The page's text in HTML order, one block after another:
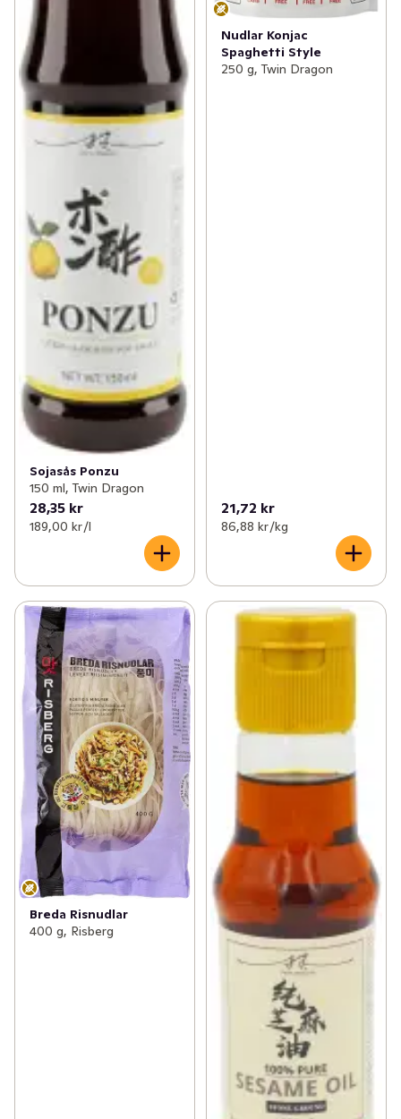
Sojasås Ponzu
150 ml, Twin Dragon
28,35 kr
189,00 kr /l
Nudlar Konjac
Spaghetti Style
250 g, Twin Dragon
21,72 kr
86,88 kr /kg
Breda Risnudlar
400 g, Risberg